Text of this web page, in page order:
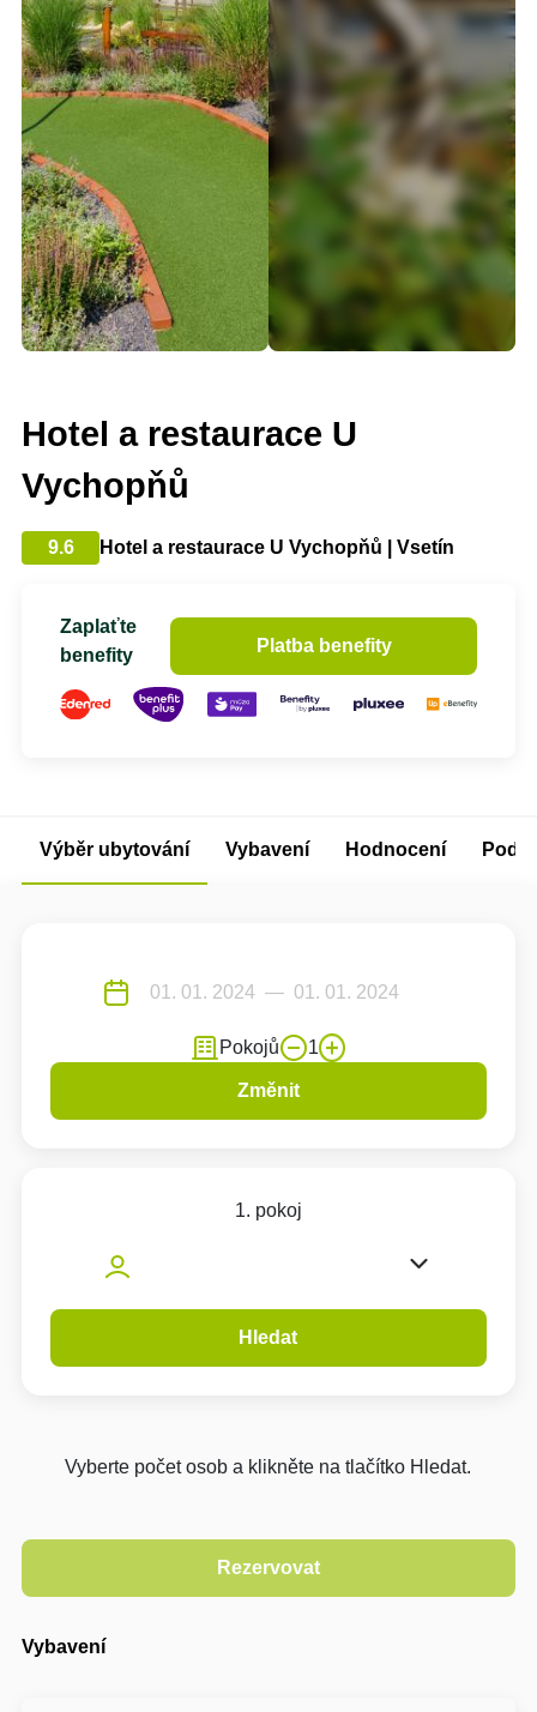
Hotel a restaurace U
Vychopňů
9.6 Hotel a restaurace U Vychopňů | Vsetín
Zaplaťte
benefity
Platba benefity
Výběr ubytování Vybavení Hodnocení
Pokojů 1
Změnit
1. pokoj
Hledat
Vyberte počet osob a klikněte na tlačítko Hledat.
Vybavení